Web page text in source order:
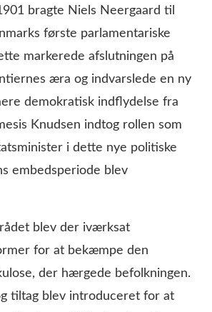
bragte Niels Neergaard til
første parlamentariske
markerede afslutningen på
æra og indvarslede en ny
demokratisk indflydelse fra
Knudsen indtog rollen som
i dette nye politiske
embedsperiode blev
blev der iværksat
for at bekæmpe den
der hærgede befolkningen.
tiltag blev introduceret for at